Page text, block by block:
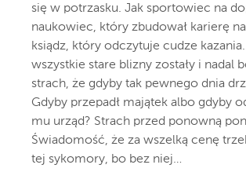
się w potrzasku. Jak sportowiec na
naukowiec, który zbudował karierę
ksiądz, który odczytuje cudze
wszystkie stare blizny zostały i nadal
strach, że gdyby tak pewnego dnia
Gdyby przepadł majątek albo gdyby
mu urząd? Strach przed ponowną
Świadomość, że za wszelką cenę
tej sykomory, bo bez niej…